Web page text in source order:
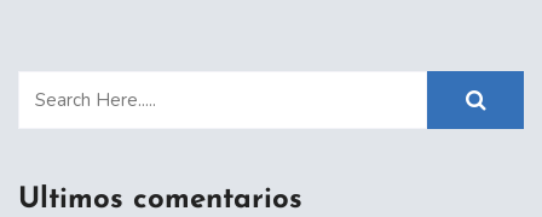
Ultimos comentarios